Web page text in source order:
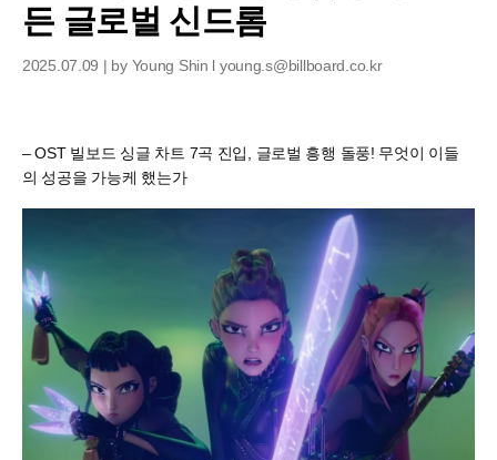
든 글로벌 신드롬
2025.07.09 | by Young Shin l young.s@billboard.co.kr
– OST 빌보드 싱글 차트 7곡 진입, 글로벌 흥행 돌풍! 무엇이 이들
의 성공을 가능케 했는가